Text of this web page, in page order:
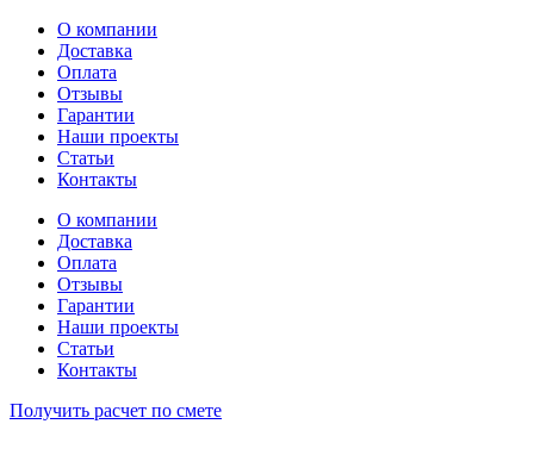
Перейти
содержимому
О компании
Доставка
Оплата
Отзывы
Гарантии
Наши проекты
Статьи
Контакты
О компании
Доставка
Оплата
Отзывы
Гарантии
Наши проекты
Статьи
Контакты
Получить расчет по смете